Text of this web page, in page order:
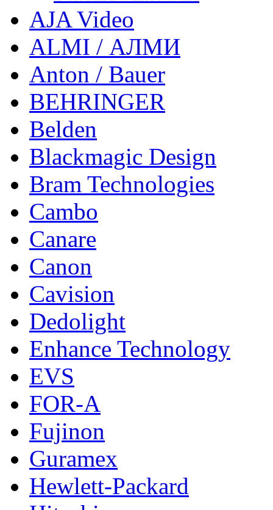
AJA Video
ALMI / АЛМИ
Anton / Bauer
BEHRINGER
Belden
Blackmagic Design
Bram Technologies
Cambo
Canare
Canon
Cavision
Dedolight
Enhance Technology
EVS
FOR-A
Fujinon
Guramex
Hewlett-Packard